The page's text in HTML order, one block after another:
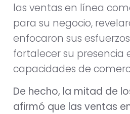
las ventas en línea
para su negocio,
enfocaron sus
fortalecer su presencia
capacidades de
De hecho, la mitad de
afirmó que las ventas